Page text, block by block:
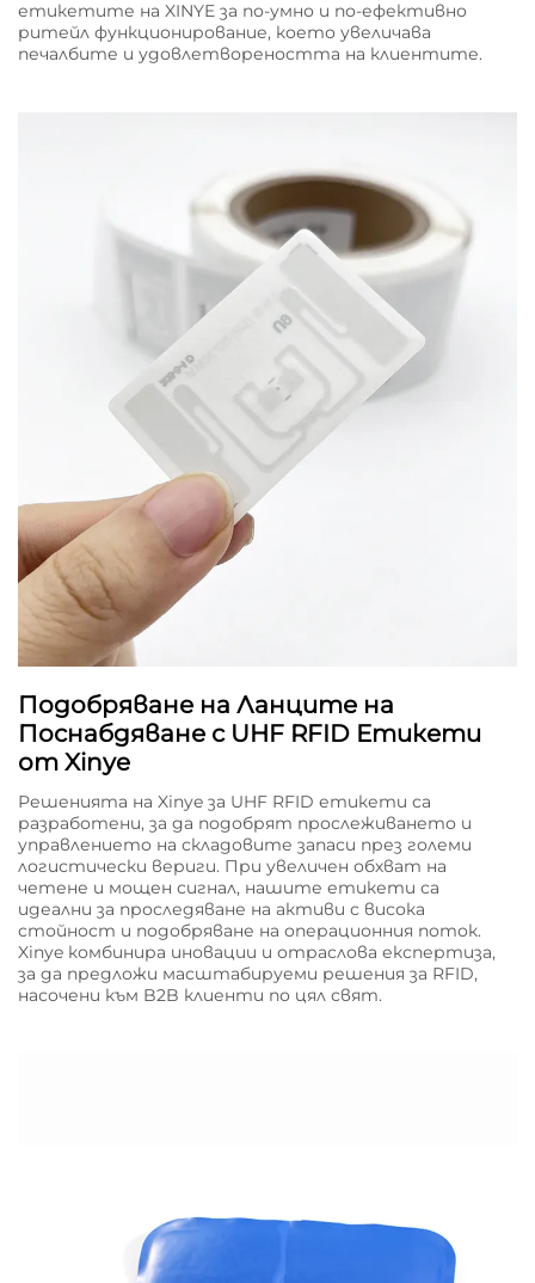
етикетите на XINYE за по-умно и по-ефективно
ритейл функционирование, което увеличава
печалбите и удовлетвореността на клиентите.
Подобряване на Ланците на
Поснабдяване с UHF RFID Етикети
от Xinye
Решенията на Xinye за UHF RFID етикети са
разработени, за да подобрят прослеживането и
управлението на складовите запаси през големи
логистически вериги. При увеличен обхват на
четене и мощен сигнал, нашите етикети са
идеални за проследяване на активи с висока
стойност и подобряване на операционния поток.
Xinye комбинира иновации и отраслова експертиза,
за да предложи масштабируеми решения за RFID,
насочени към B2B клиенти по цял свят.